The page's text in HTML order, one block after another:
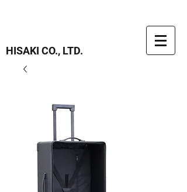
HISAKI CO., LTD.